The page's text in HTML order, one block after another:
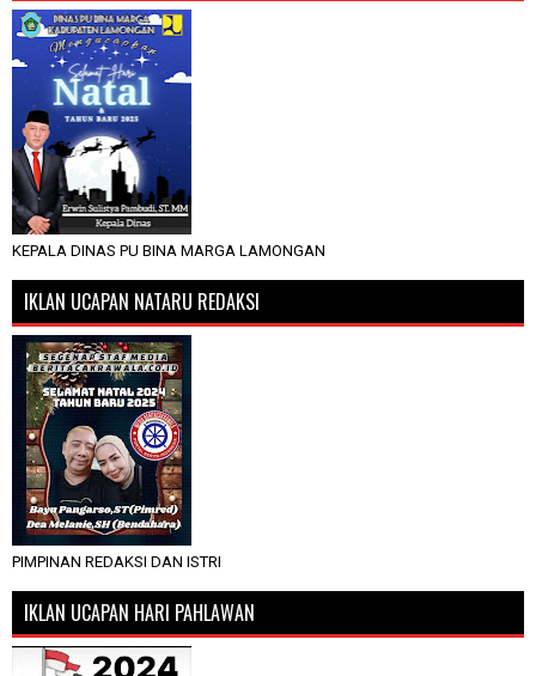
KEPALA DINAS PU BINA MARGA LAMONGAN
IKLAN UCAPAN NATARU REDAKSI
PIMPINAN REDAKSI DAN ISTRI
IKLAN UCAPAN HARI PAHLAWAN